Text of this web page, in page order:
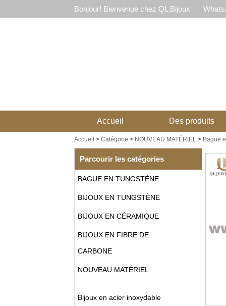
Bonjour! Bienvenue chez QL Bijoux
Accueil Des produits
Accueil > Catégorie > NOUVEAU MATÉRIEL> Bague
Parcourir les catégories
BAGUE EN TUNGSTÈNE
BIJOUX EN TUNGSTÈNE
BIJOUX EN CÉRAMIQUE
BIJOUX EN FIBRE DE
CARBONE
NOUVEAU MATÉRIEL
Bijoux en acier inoxydable